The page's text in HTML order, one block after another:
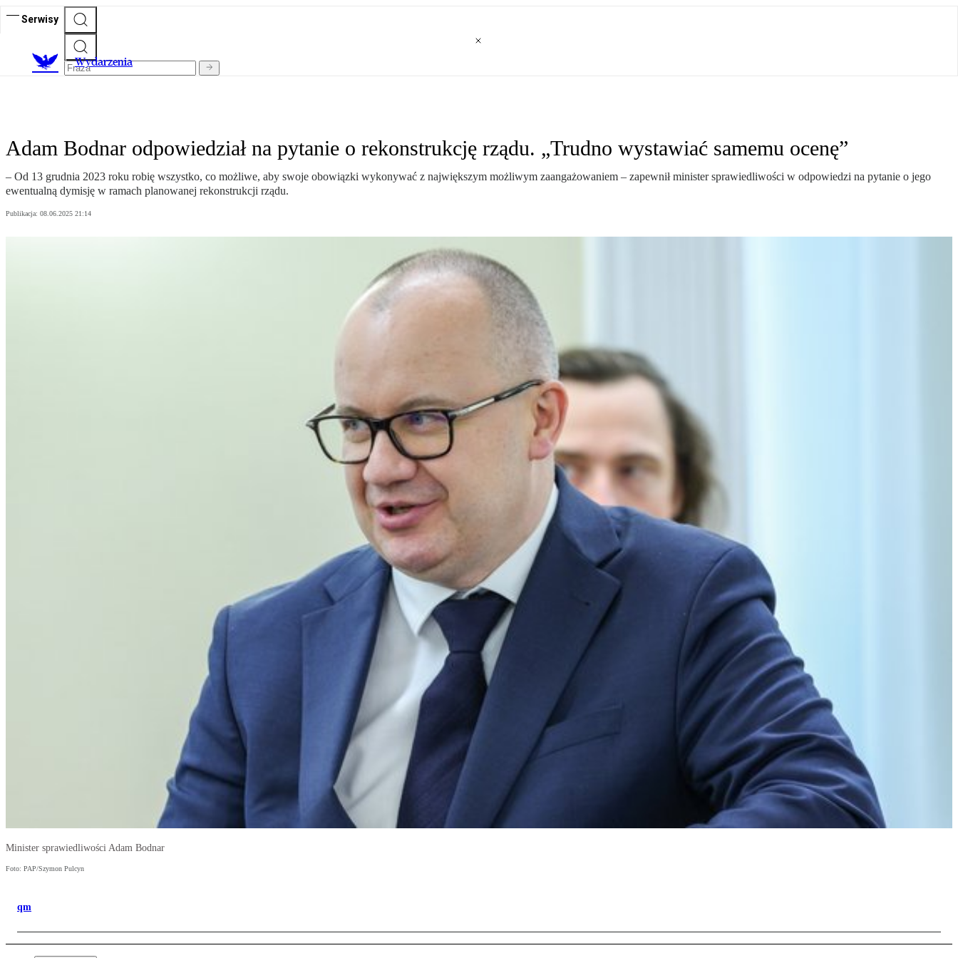
Serwisy
Wydarzenia
Adam Bodnar odpowiedział na pytanie o rekonstrukcję rządu. „Trudno wystawiać samemu ocenę”
– Od 13 grudnia 2023 roku robię wszystko, co możliwe, aby swoje obowiązki wykonywać z największym możliwym zaangażowaniem – zapewnił minister sprawiedliwości w odpowiedzi na pytanie o jego
ewentualną dymisję w ramach planowanej rekonstrukcji rządu.
Publikacja: 08.06.2025 21:14
Minister sprawiedliwości Adam Bodnar
Foto: PAP/Szymon Pulcyn
qm